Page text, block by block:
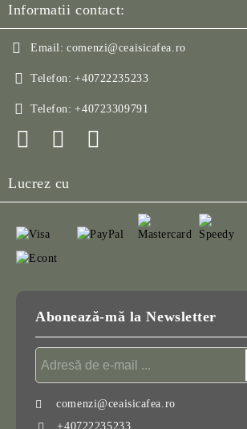
Informatii contact:
Email: comenzi@ceaisicafea.ro
Telefon: +40722235233
Telefon: +40723309791
Lucrez cu
Abonează-mă la Newsletter
comenzi@ceaisicafea.ro
+40722235233